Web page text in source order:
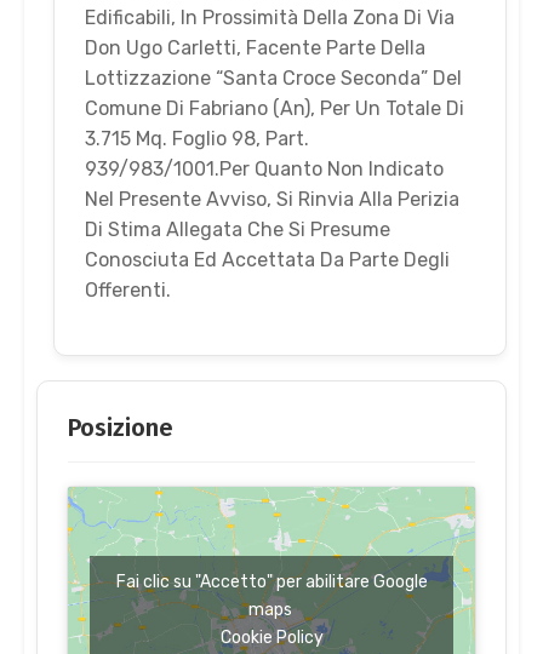
Edificabili, In Prossimità Della Zona Di Via
Don Ugo Carletti, Facente Parte Della
Lottizzazione “Santa Croce Seconda” Del
Comune Di Fabriano (An), Per Un Totale Di
3.715 Mq. Foglio 98, Part.
939/983/1001.Per Quanto Non Indicato
Nel Presente Avviso, Si Rinvia Alla Perizia
Di Stima Allegata Che Si Presume
Conosciuta Ed Accettata Da Parte Degli
Offerenti.
Posizione
Fai clic su "Accetto" per abilitare Google
maps
Cookie Policy